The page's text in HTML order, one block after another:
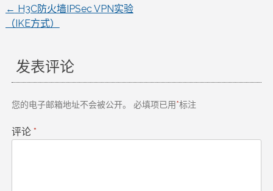
文
导
航
← H3C防火墙IPSec VPN实验
（IKE方式）
发表评论
您的电子邮箱地址不会被公开。 必填项已用*标注
评论 *